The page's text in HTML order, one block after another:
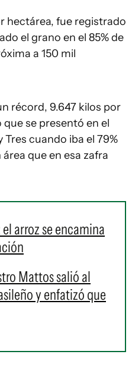
hectárea, fue registrado
el grano en el 85% de
a 150 mil
récord, 9.647 kilos por
se presentó en el
cuando iba el 79%
que en esa zafra
arroz se encamina
Mattos salió al
y enfatizó que